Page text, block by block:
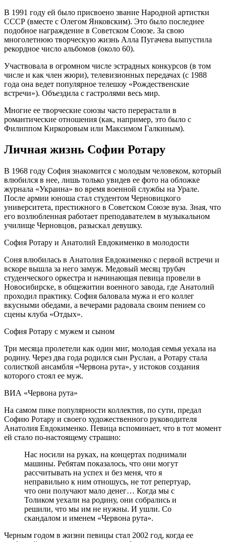
В 1991 году ей было присвоено звание Народной артистки
СССР (вместе с Олегом Янковским). Это было последнее
подобное награждение в Советском Союзе. За свою
многолетнюю творческую жизнь Алла Пугачева выпустила
рекордное число альбомов (около 60).
Участвовала в огромном числе эстрадных конкурсов (в том
числе и как член жюри), телевизионных передачах (с 1988
года она ведет популярное телешоу «Рождественские
встречи»). Объездила с гастролями весь мир.
Многие ее творческие союзы часто перерастали в
романтические отношения (как, например, это было с
Филиппом Киркоровым или Максимом Галкиным).
Личная жизнь Софии Ротару
В 1968 году София знакомится с молодым человеком, который
влюбился в нее, лишь только увидев ее фото на обложке
журнала «Украина» во время военной службы на Урале.
После армии юноша стал студентом Черновицкого
университета, престижного в Советском Союзе вуза. Зная, что
его возлюбленная работает преподавателем в музыкальном
училище Черновцов, разыскал девушку.
София Ротару и Анатолий Евдокименко в молодости
Соня влюбилась в Анатолия Евдокименко с первой встречи и
вскоре вышла за него замуж. Медовый месяц трубач
студенческого оркестра и начинающая певица провели в
Новосибирске, в общежитии военного завода, где Анатолий
проходил практику. София баловала мужа и его коллег
вкусными обедами, а вечерами радовала своим пением со
сцены клуба «Отдых».
София Ротару с мужем и сыном
Три месяца пролетели как один миг, молодая семья уехала на
родину. Через два года родился сын Руслан, а Ротару стала
солисткой ансамбля «Червона рута», у истоков создания
которого стоял ее муж.
ВИА «Червона рута»
На самом пике популярности коллектив, по сути, предал
Софию Ротару и своего художественного руководителя
Анатолия Евдокименко. Певица вспоминает, что в тот момент
ей стало по-настоящему страшно:
Нас носили на руках, на концертах поднимали
машины. Ребятам показалось, что они могут
рассчитывать на успех и без меня, что я
неправильно к ним отношусь, не тот репертуар,
что они получают мало денег… Когда мы с
Толиком уехали на родину, они собрались и
решили, что мы им не нужны. И ушли. Со
скандалом и именем «Червона рута».
Черным годом в жизни певицы стал 2002 год, когда ее